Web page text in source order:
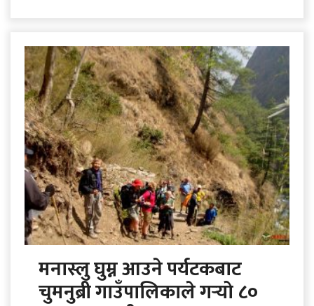
छ..
मनास्लु घुम्न आउने पर्यटकबाट
चुमनुब्री गाउँपालिकाले गर्‍यो ८०